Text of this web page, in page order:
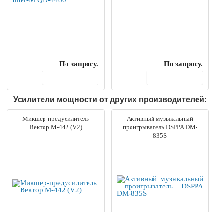
По запросу.
По запросу.
Усилители мощности от других производителей:
Микшер-предусилитель
Вектор М-442 (V2)
Активный музыкальный
проигрыватель DSPPA DM-
835S